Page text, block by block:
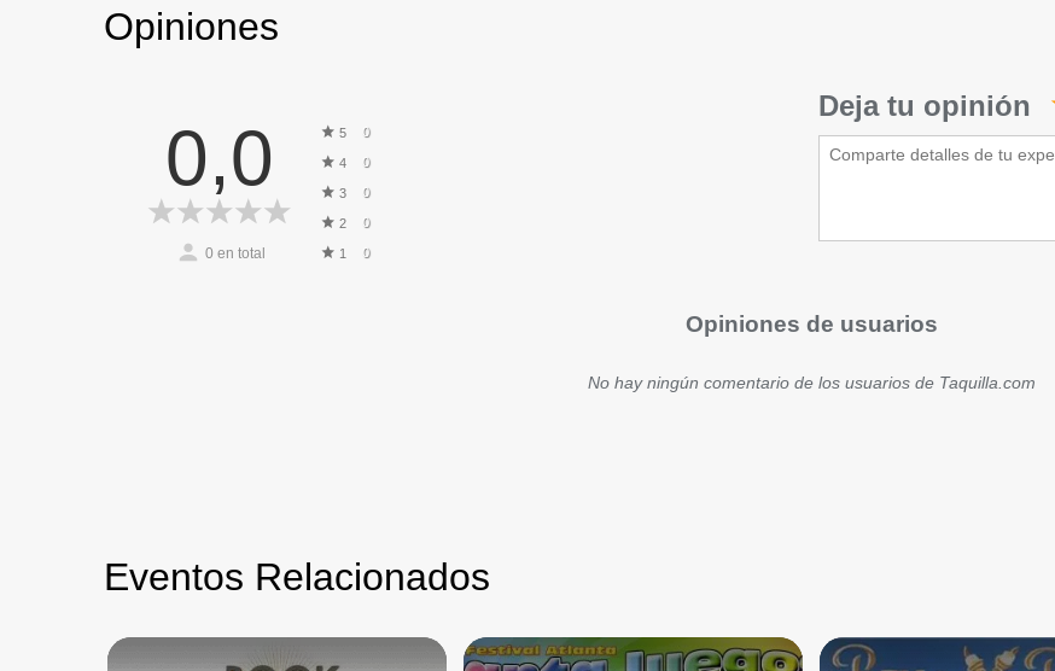
Opiniones
0,0
0 en total
5 0
4 0
3 0
2 0
1 0
Deja tu opinión
Opiniones de usuarios
No hay ningún comentario de los usuarios de Taquilla.com
Eventos Relacionados